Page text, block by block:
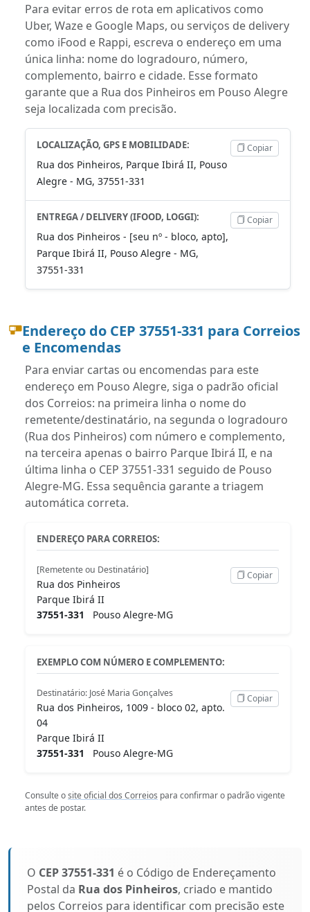
Para evitar erros de rota em aplicativos como
Uber, Waze e Google Maps, ou serviços de delivery
como iFood e Rappi, escreva o endereço em uma
única linha: nome do logradouro, número,
complemento, bairro e cidade. Esse formato
garante que a Rua dos Pinheiros em Pouso Alegre
seja localizada com precisão.
LOCALIZAÇÃO, GPS E MOBILIDADE:
Rua dos Pinheiros, Parque Ibirá II, Pouso
Alegre - MG, 37551-331
Copiar
ENTREGA / DELIVERY (IFOOD, LOGGI):
Rua dos Pinheiros - [seu nº - bloco, apto],
Parque Ibirá II, Pouso Alegre - MG,
37551-331
Copiar
Endereço do CEP 37551-331 para Correios
e Encomendas
Para enviar cartas ou encomendas para este
endereço em Pouso Alegre, siga o padrão oficial
dos Correios: na primeira linha o nome do
remetente/destinatário, na segunda o logradouro
(Rua dos Pinheiros) com número e complemento,
na terceira apenas o bairro Parque Ibirá II, e na
última linha o CEP 37551-331 seguido de Pouso
Alegre-MG. Essa sequência garante a triagem
automática correta.
ENDEREÇO PARA CORREIOS:
[Remetente ou Destinatário]
Rua dos Pinheiros
Parque Ibirá II
37551-331
Pouso Alegre-MG
Copiar
EXEMPLO COM NÚMERO E COMPLEMENTO:
Destinatário: José Maria Gonçalves
Rua dos Pinheiros, 1009 - bloco 02, apto.
04
Parque Ibirá II
37551-331
Pouso Alegre-MG
Copiar
Consulte osite oficial dos Correios para confirmar o padrão vigente
antes de postar.
O CEP 37551-331 é o Código de Endereçamento
Postal da Rua dos Pinheiros, criado e mantido
pelos Correios para identificar com precisão este